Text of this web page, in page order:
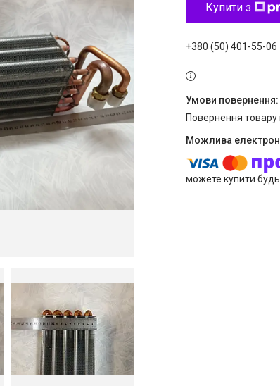
Купити з
+380 (50) 401-55-06
повернення
можете купити